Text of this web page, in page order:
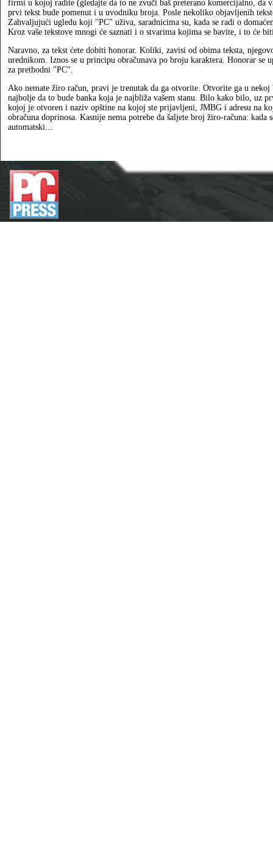
firmi u kojoj radite (gledajte da to ne zvuči baš preterano komercijalno, da
prvi tekst bude pomenut i u uvodniku broja. Posle nekoliko objavljenih
Zahvaljujući ugledu koji "PC" uživa, saradnicima su, kada se radi o
Kroz vaše tekstove mnogi će saznati i o stvarima kojima se bavite, i to će
Naravno, za tekst ćete dobiti honorar. Koliki, zavisi od obima teksta,
urednikom. Iznos se u principu obračunava po broju karaktera. Honorar se
za prethodni "PC".
Ako nemate žiro račun, pravi je trenutak da ga otvorite. Otvorite ga u
najbolje da to bude banka koja je najbliža vašem stanu. Bilo kako bilo, uz
kojoj je otvoren i naziv opštine na kojoj ste prijavljeni, JMBG i adresu na
obračuna doprinosa. Kasnije nema potrebe da šaljete broj žiro-računa: kada
automatski...